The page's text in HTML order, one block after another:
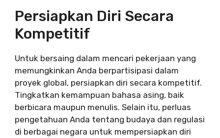
Persiapkan Diri Secara
Kompetitif
Untuk bersaing dalam mencari pekerjaan yang
memungkinkan Anda berpartisipasi dalam
proyek global, persiapkan diri secara kompetitif.
Tingkatkan kemampuan bahasa asing, baik
berbicara maupun menulis. Selain itu, perluas
pengetahuan Anda tentang budaya dan regulasi
di berbagai negara untuk mempersiapkan diri